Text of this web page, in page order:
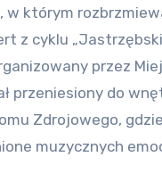
w którym
z cyklu
przez
przeniesiony do
Zdrojowego,
muzycznych